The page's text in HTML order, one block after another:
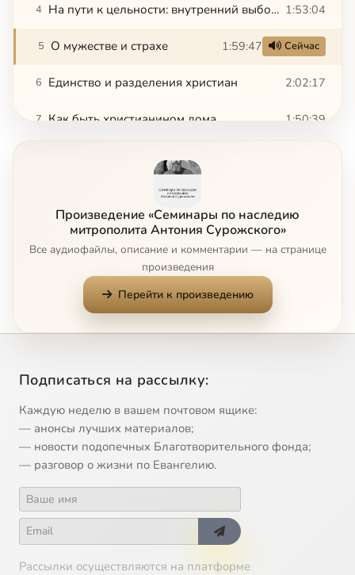
4 На пути к цельности: внутренний выбор и внешние обстоятельства 1:53:04
5 О мужестве и страхе 1:59:47 Сейчас
6 Единство и разделения христиан 2:02:17
7 Как быть христианином дома 1:50:39
Ты никогда не умрешь?
Почему я до сих пор христианин? 2:10:47
«Кто ты, Время?»
13 Митрополит Антоний о зависимости как духовной проблеме. Что нас лишает свободы и как освободиться от зависимостей? 1:16:37
Произведение «Семинары по наследию
митрополита Антония Сурожского»
Все аудиофайлы, описание и комментарии — на странице
произведения
Перейти к произведению
Подписаться на рассылку:
Каждую неделю в вашем почтовом ящике:
— анонсы лучших материалов;
— новости подопечных Благотворительного фонда;
— разговор о жизни по Евангелию.
Рассылки осуществляются на платформе